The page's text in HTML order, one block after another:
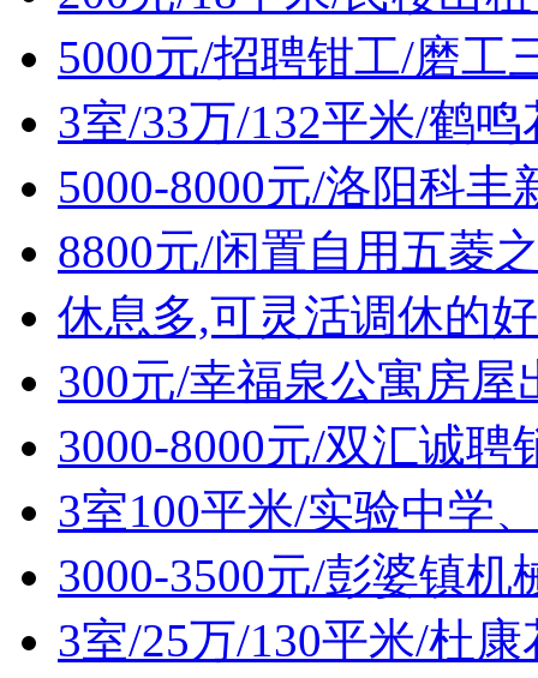
5000元/招聘钳工/磨工
3室/33万/132平米/鹤
5000-8000元/洛阳科
8800元/闲置自用五菱
休息多,可灵活调休的
300元/幸福泉公寓房屋
3000-8000元/双汇诚聘
3室100平米/实验中学
3000-3500元/彭婆镇
3室/25万/130平米/杜